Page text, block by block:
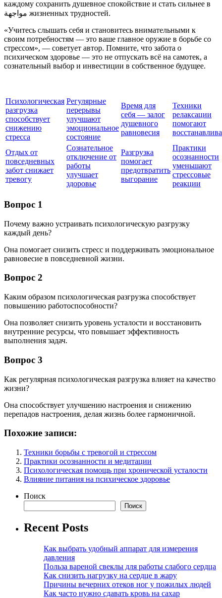
каждому сохранить душевное спокойствие и стать сильнее в
مواجهة жизненных трудностей.
«Учитесь слышать себя и становитесь внимательными к
своим потребностям — это ваше главное оружие в борьбе со
стрессом», — советует автор. Помните, что забота о
психическом здоровье — это не отпускать всё на самотек, а
сознательный выбор и инвестиции в собственное будущее.
Психологическая
разгрузка
способствует
снижению
стресса
Регулярные
перерывы
улучшают
эмоциональное
состояние
Время для
себя — залог
душевного
равновесия
Техники
релаксации
помогают
Отдых от
повседневных
забот снижает
тревогу
Сознательное
отключение от
работы
улучшает
здоровье
Разгрузка
помогает
предотвратить
выгорание
Практики
осознанности
уменьшают
стрессовые
реакции
Вопрос 1
Почему важно устраивать психологическую разгрузку
каждый день?
Она помогает снизить стресс и поддерживать эмоциональное
равновесие в повседневной жизни.
Вопрос 2
Каким образом психологическая разгрузка способствует
повышению работоспособности?
Она позволяет снизить уровень усталости и восстановить
внутренние ресурсы, что повышает эффективность
выполнения задач.
Вопрос 3
Как регулярная психологическая разгрузка влияет на качество
жизни?
Она способствует улучшению настроения и снижению
перепадов настроения, делая жизнь более гармоничной.
Похожие записи:
Техники борьбы с тревогой и стрессом
Практики осознанности и медитации
Психологическая помощь при хронической усталости
Влияние питания на психическое здоровье
Поиск
Поиск
Recent Posts
Как выбрать удобный аппарат для измерения
давления
Польза вареной свеклы для работы слабого сердца
Как снизить нагрузку на сердце в жару
Причины вечерних отеков ног у пожилых людей
Как часто нужно сдавать кровь на сахар